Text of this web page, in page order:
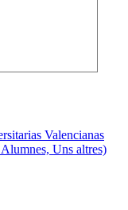
Valencianas
Uns altres)